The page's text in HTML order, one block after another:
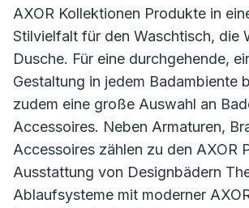
AXOR Kollektionen Produkte in
Stilvielfalt für den Waschtisch, die
Dusche. Für eine durchgehende,
Gestaltung in jedem Badambiente
zudem eine große Auswahl an
Accessoires. Neben Armaturen,
Accessoires zählen zu den AXOR
Ausstattung von Designbädern
Ablaufsysteme mit moderner